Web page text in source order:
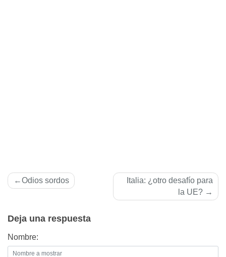
Navegación
Odios sordos
Italia: ¿otro desafío para
la UE?
Deja una respuesta
Nombre: